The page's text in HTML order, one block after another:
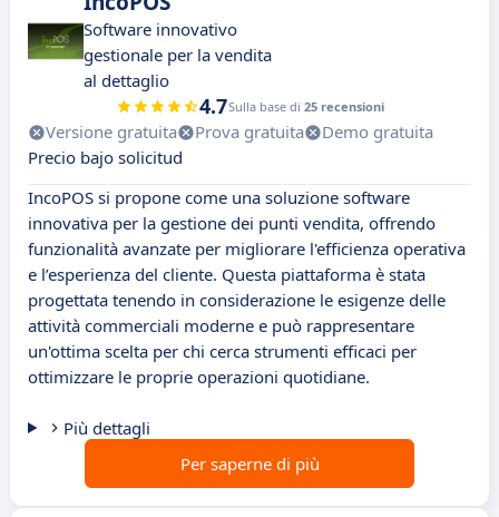
Software innovativo
gestionale per la vendita
al dettaglio
4.7Sulla base di 25 recensioni
Versione gratuita Prova gratuita
Demo gratuita
Precio bajo solicitud
IncoPOS si propone come una soluzione software
innovativa per la gestione dei punti vendita, offrendo
funzionalità avanzate per migliorare l'efficienza operativa
e l’esperienza del cliente. Questa piattaforma è stata
progettata tenendo in considerazione le esigenze delle
attività commerciali moderne e può rappresentare
un'ottima scelta per chi cerca strumenti efficaci per
ottimizzare le proprie operazioni quotidiane.
Più dettagli
Per saperne di più